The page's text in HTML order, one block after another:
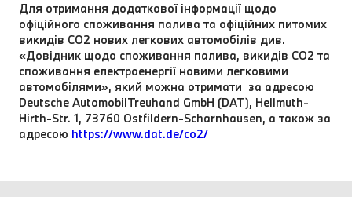
Для отримання додаткової інформації щодо
офіційного споживання палива та офіційних питомих
викидів CO2 нових легкових автомобілів див.
«Довідник щодо споживання палива, викидів CO2 та
споживання електроенергії новими легковими
автомобілями», який можна отримати за адресою
Deutsche AutomobilTreuhand GmbH (DAT), Hellmuth-
Hirth-Str. 1, 73760 Ostfildern-Scharnhausen, а також за
адресою https://www.dat.de/co2/